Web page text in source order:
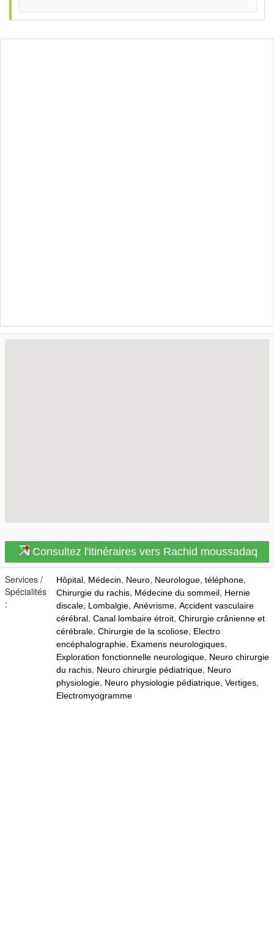
Consultez l'itinéraires vers Rachid moussadaq
Services /
Spécialités
:
Hôpital, Médecin, Neuro, Neurologue, téléphone,
Chirurgie du rachis, Médecine du sommeil, Hernie
discale, Lombalgie, Anévrisme, Accident vasculaire
cérébral, Canal lombaire étroit, Chirurgie crânienne et
cérébrale, Chirurgie de la scoliose, Electro
encéphalographie, Examens neurologiques,
Exploration fonctionnelle neurologique, Neuro chirurgie
du rachis, Neuro chirurgie pédiatrique, Neuro
physiologie, Neuro physiologie pédiatrique, Vertiges,
Electromyogramme